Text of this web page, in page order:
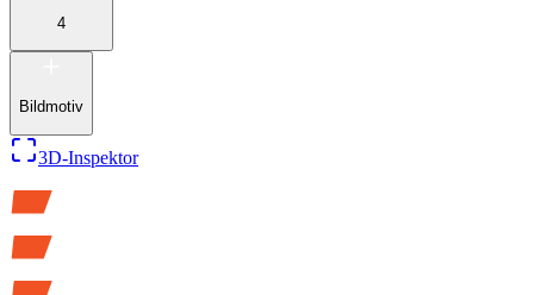
4
Bildmotiv
3D-Inspektor